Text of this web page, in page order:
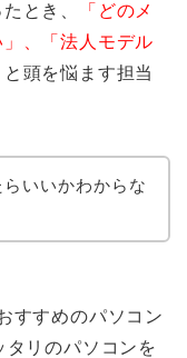
とき、
「どのメ
、「法人モデル
と頭を悩ます担当
いいかわからな
すすめのパソコン
リのパソコンを